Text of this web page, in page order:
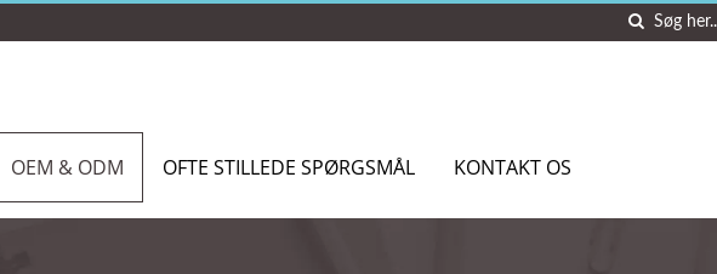
OEM & ODM OFTE STILLEDE SPØRGSMÅL KONTAKT OS